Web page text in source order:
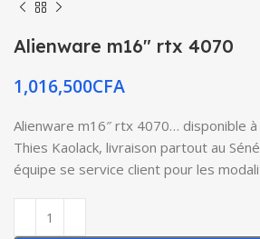
Alienware m16″ rtx 4070
1,016,500CFA
Alienware m16″ rtx 4070… disponible à
Thies Kaolack, livraison partout au
équipe se service client pour les